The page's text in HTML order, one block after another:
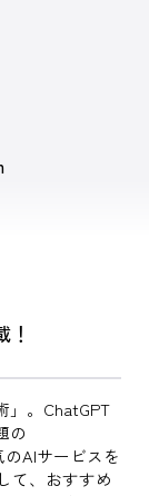
」。ChatGPT
の
AIサービスを
て、おすすめ